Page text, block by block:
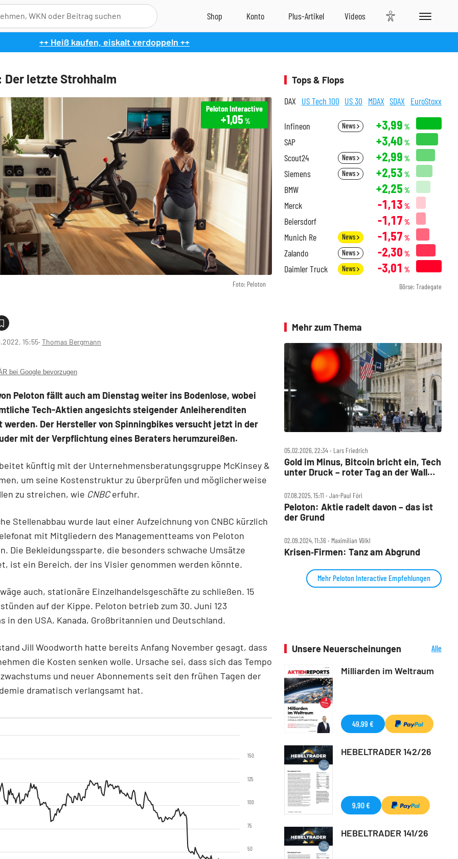
++ Heiß kaufen, eiskalt verdoppeln ++
Der letzte Strohhalm
Foto: Peloton
Peloton Interactive
+1,05 %
15:55‧ Thomas Bergmann
bei Google bevorzugen
Peloton fällt auch am Dienstag weiter ins Bodenlose, wobei
Tech-Aktien angesichts steigender Anleiherenditen
werden. Der Hersteller von Spinningbikes versucht jetzt in der
mit der Verpflichtung eines Beraters herumzureißen.
künftig mit der Unternehmensberatungsgruppe McKinsey &
um seine Kostenstruktur zu überprüfen und möglicherweise
zu streichen, wie CNBCerfuhr.
Stellenabbau wurde laut einer Aufzeichnung von CNBC kürzlich
mit Mitgliedern des Managementteams von Peloton
Die Bekleidungssparte, die besonders schwache Umsätze
ist ein Bereich, der ins Visier genommen werden könnte.
auch, stationäre Einzelhandelsgeschäfte zu schließen. 15
auf der Kippe. Peloton betrieb zum 30. Juni 123
in den USA, Kanada, Großbritannien und Deutschland.
Jill Woodworth hatte bereits Anfang November gesagt, dass
die Kosten senken wolle. Ursache sei, dass sich das Tempo
und neuer Abonnements seit den frühen Tagen der
dramatisch verlangsamt hat.
50
75
100
125
150
Tops & Flops
DAX US Tech 100 US 30 MDAX SDAX EuroStoxx
Infineon News +3,99 %
SAP +3,40 %
Scout24 News +2,99 %
Siemens News +2,53 %
BMW +2,25 %
Merck -1,13 %
Beiersdorf -1,17 %
Munich Re News -1,57 %
Zalando News -2,30 %
Daimler Truck News -3,01 %
Börse: Tradegate
Mehr zum Thema
05.02.2026, 22:34 ‧ Lars Friedrich
Gold im Minus, Bitcoin bricht ein, Tech
unter Druck – roter Tag an der Wall
07.08.2025, 15:11 ‧ Jan-Paul Fóri
Peloton: Aktie radelt davon – das ist
der Grund
02.09.2024, 11:36 ‧ Maximilian Völkl
Krisen‑Firmen: Tanz am Abgrund
Mehr Peloton Interactive Empfehlungen
Unsere Neuerscheinungen
Alle
Milliarden im Weltraum
49,99 €
HEBELTRADER 142/26
9,90 €
HEBELTRADER 141/26